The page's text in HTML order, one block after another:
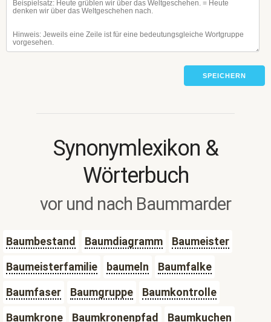
SPEICHERN
Synonymlexikon &
Wörterbuch
vor und nach Baummarder
Baumbestand Baumdiagramm
Baumeister
Baumeisterfamilie
baumeln
Baumfalke
Baumfaser
Baumgruppe
Baumkontrolle
Baumkrone
Baumkronenpfad
Baumkuchen